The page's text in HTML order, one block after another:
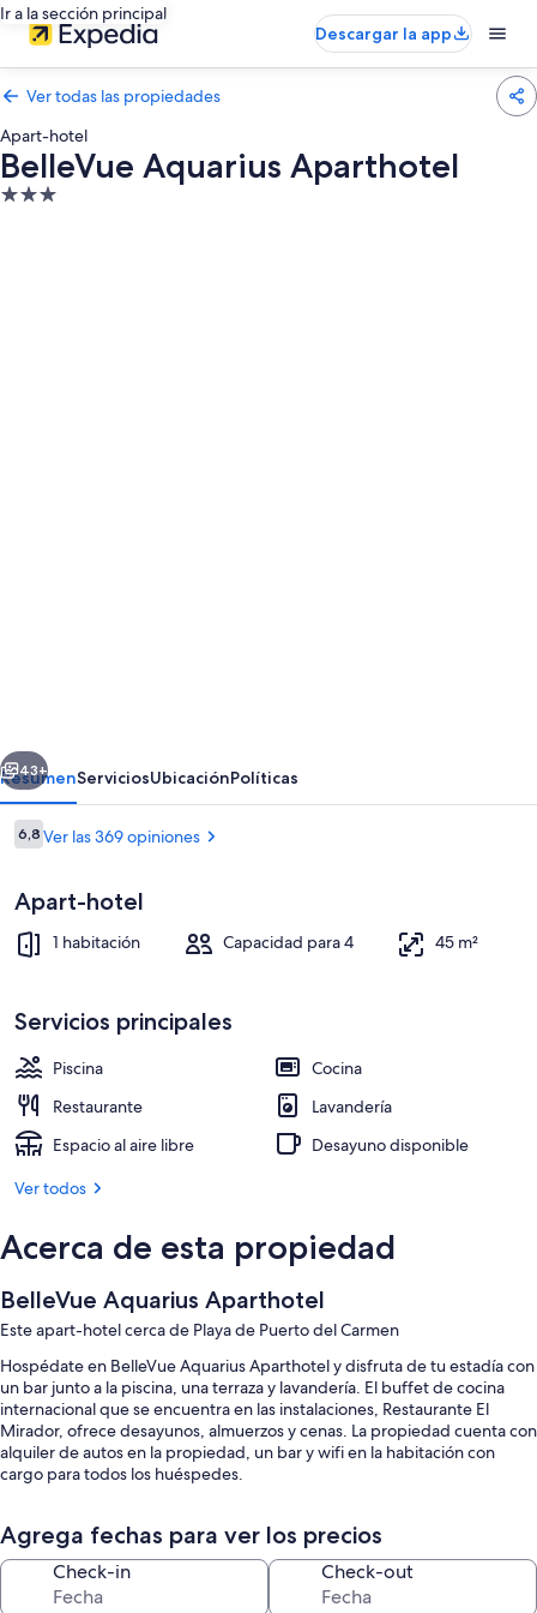
Ir a la sección principal
Descargar la app
Ver todas las propiedades
Apart-hotel
BelleVue Aquarius Aparthotel
Propiedad
Siguiente
43+
ResumenServiciosUbicaciónPolíticas
Opiniones
6,86,8 de 10
Ver las 369 opiniones
Apart-hotel
1 habitación Capacidad para 4 45 m²
Servicios principales
Piscina
Cocina
Restaurante
Lavandería
Espacio al aire libre
Desayuno disponible
Ver todos
Acerca de esta propiedad
BelleVue Aquarius Aparthotel
Este apart-hotel cerca de Playa de Puerto del Carmen
Hospédate en BelleVue Aquarius Aparthotel y disfruta de tu estadía con
un bar junto a la piscina, una terraza y lavandería. El buffet de cocina
internacional que se encuentra en las instalaciones, Restaurante El
Mirador, ofrece desayunos, almuerzos y cenas. La propiedad cuenta con
alquiler de autos en la propiedad, un bar y wifi en la habitación con
cargo para todos los huéspedes.
Una piscina al aire libre y una piscina para niños con sillones
reclinables de piscina y sombrillas
Desayuno buffet con cargo, un cajero automático o servicios
Agrega fechas para ver los precios
Check-in Check-out